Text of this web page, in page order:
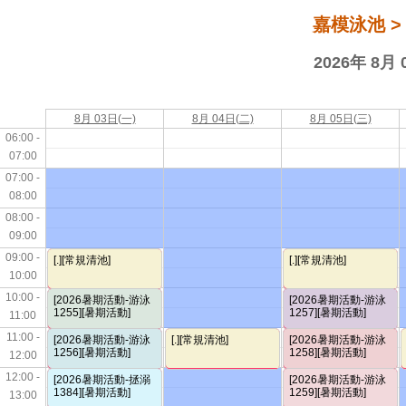
嘉模泳池
2026年 8月
8月 03日(一) 8月 04日(二) 8月 05日(三)
[.][常規清池]
[2026暑期活動-游泳
1255][暑期活動]
[2026暑期活動-游泳
1256][暑期活動]
[2026暑期活動-拯溺
1384][暑期活動]
[.][常規清池]
[.][常規清池]
[2026暑期活動-游泳
1257][暑期活動]
[2026暑期活動-游泳
1258][暑期活動]
[2026暑期活動-游泳
1259][暑期活動]
06:00 -
07:00
07:00 -
08:00
08:00 -
09:00
09:00 -
10:00
10:00 -
11:00
11:00 -
12:00
12:00 -
13:00